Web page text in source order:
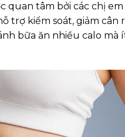
quan tâm bởi các chị
trợ kiểm soát, giảm cân
bữa ăn nhiều calo mà